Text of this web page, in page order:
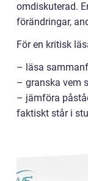
omdiskuterad.
förändringar,
För en kritisk
– läsa
– granska vem
– jämföra
faktiskt står i